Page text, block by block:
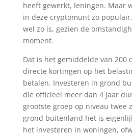
heeft gewerkt, leningen. Maar
in deze cryptomunt zo
wel zo is, gezien de
moment.
Dat is het gemiddelde van 200
directe kortingen op het
betalen. Investeren in grond
die officieel meer dan 4 jaar
grootste groep op niveau twee
grond buitenland het is
het investeren in woningen,